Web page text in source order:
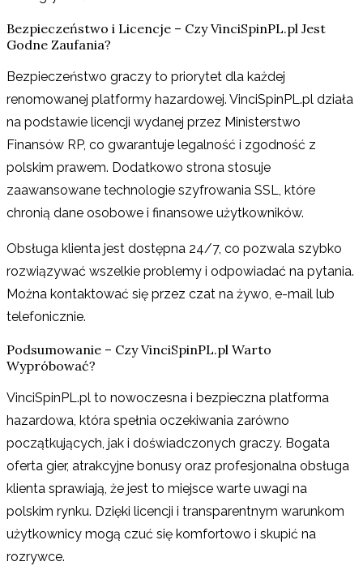
Bezpieczeństwo i Licencje – Czy VinciSpinPL.pl Jest
Godne Zaufania?
Bezpieczeństwo graczy to priorytet dla każdej
renomowanej platformy hazardowej. VinciSpinPL.pl działa
na podstawie licencji wydanej przez Ministerstwo
Finansów RP, co gwarantuje legalność i zgodność z
polskim prawem. Dodatkowo strona stosuje
zaawansowane technologie szyfrowania SSL, które
chronią dane osobowe i finansowe użytkowników.
Obsługa klienta jest dostępna 24/7, co pozwala szybko
rozwiązywać wszelkie problemy i odpowiadać na pytania.
Można kontaktować się przez czat na żywo, e-mail lub
telefonicznie.
Podsumowanie – Czy VinciSpinPL.pl Warto
Wypróbować?
VinciSpinPL.pl to nowoczesna i bezpieczna platforma
hazardowa, która spełnia oczekiwania zarówno
początkujących, jak i doświadczonych graczy. Bogata
oferta gier, atrakcyjne bonusy oraz profesjonalna obsługa
klienta sprawiają, że jest to miejsce warte uwagi na
polskim rynku. Dzięki licencji i transparentnym warunkom
użytkownicy mogą czuć się komfortowo i skupić na
rozrywce.